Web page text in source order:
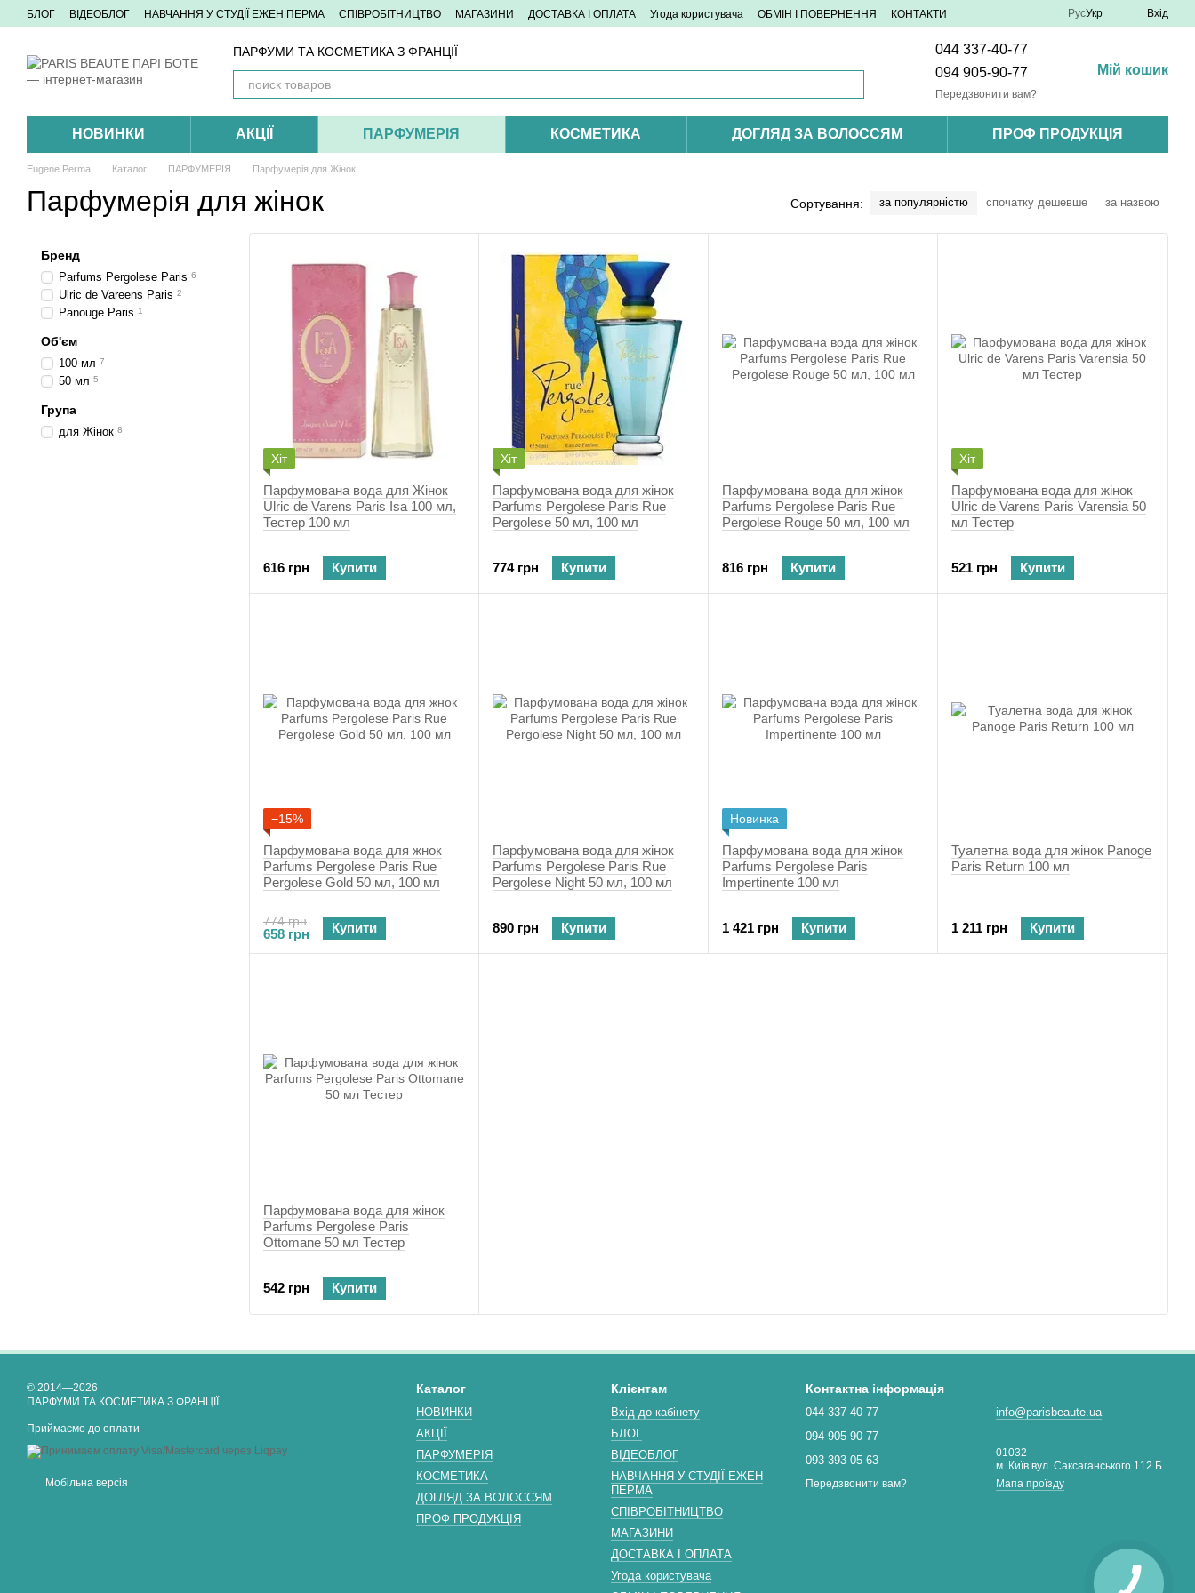
Перейти до основного контенту
БЛОГ ВІДЕОБЛОГ НАВЧАННЯ У СТУДІЇ ЕЖЕН ПЕРМА СПІВРОБІТНИЦТВО МАГАЗИНИ ДОСТАВКА І ОПЛАТА Угода користувача ОБМІН І ПОВЕРНЕННЯ КОНТАКТИ РусУкр Вхід
ПАРФУМИ ТА КОСМЕТИКА З ФРАНЦІЇ
044 337-40-77
094 905-90-77
Передзвонити вам?
Мій кошик
НОВИНКИ АКЦІЇ ПАРФУМЕРІЯ КОСМЕТИКА ДОГЛЯД ЗА ВОЛОССЯМ ПРОФ ПРОДУКЦІЯ
Eugene Perma Каталог ПАРФУМЕРІЯ Парфумерія для Жінок
Парфумерія для жінок Сортування: за популярністю спочатку дешевше за назвою
Хіт
Парфумована вода для Жінок
Ulric de Varens Paris Isa 100 мл,
Тестер 100 мл
616 грн Купити
Хіт
Парфумована вода для жінок
Parfums Pergolese Paris Rue
Pergolese 50 мл, 100 мл
774 грн Купити
Парфумована вода для жінок
Parfums Pergolese Paris Rue
Pergolese Rouge 50 мл, 100 мл
816 грн Купити
Хіт
Парфумована вода для жінок
Ulric de Varens Paris Varensia 50
мл Тестер
521 грн Купити
−15%
Парфумована вода для жнок
Parfums Pergolese Paris Rue
Pergolese Gold 50 мл, 100 мл
774 грн
658 грн Купити
Парфумована вода для жінок
Parfums Pergolese Paris Rue
Pergolese Night 50 мл, 100 мл
890 грн Купити
Новинка
Парфумована вода для жінок
Parfums Pergolese Paris
Impertinente 100 мл
1 421 грн Купити
Туалетна вода для жінок Panoge
Paris Return 100 мл
1 211 грн Купити
Парфумована вода для жінок
Parfums Pergolese Paris
Ottomane 50 мл Тестер
542 грн Купити
Бренд
Parfums Pergolese Paris 6
Ulric de Vareens Paris 2
Panouge Paris 1
Об'єм
100 мл 7
50 мл 5
Група
для Жінок 8
© 2014—2026
ПАРФУМИ ТА КОСМЕТИКА З ФРАНЦІЇ
Приймаємо до оплати
Мобільна версія
Каталог
НОВИНКИ
АКЦІЇ
ПАРФУМЕРІЯ
КОСМЕТИКА
ДОГЛЯД ЗА ВОЛОССЯМ
ПРОФ ПРОДУКЦІЯ
Клієнтам
Вхід до кабінету
БЛОГ
ВІДЕОБЛОГ
НАВЧАННЯ У СТУДІЇ ЕЖЕН
ПЕРМА
СПІВРОБІТНИЦТВО
МАГАЗИНИ
ДОСТАВКА І ОПЛАТА
Угода користувача
Контактна інформація
044 337-40-77
094 905-90-77
093 393-05-63
Передзвонити вам?
info@parisbeaute.ua
01032
м. Київ вул. Саксаганського 112 Б
Мапа проїзду